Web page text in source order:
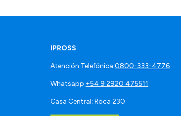
IPROSS
Atención Telefónica 0800-333-4776
Whatsapp +54 9 2920 475511
Casa Central: Roca 230